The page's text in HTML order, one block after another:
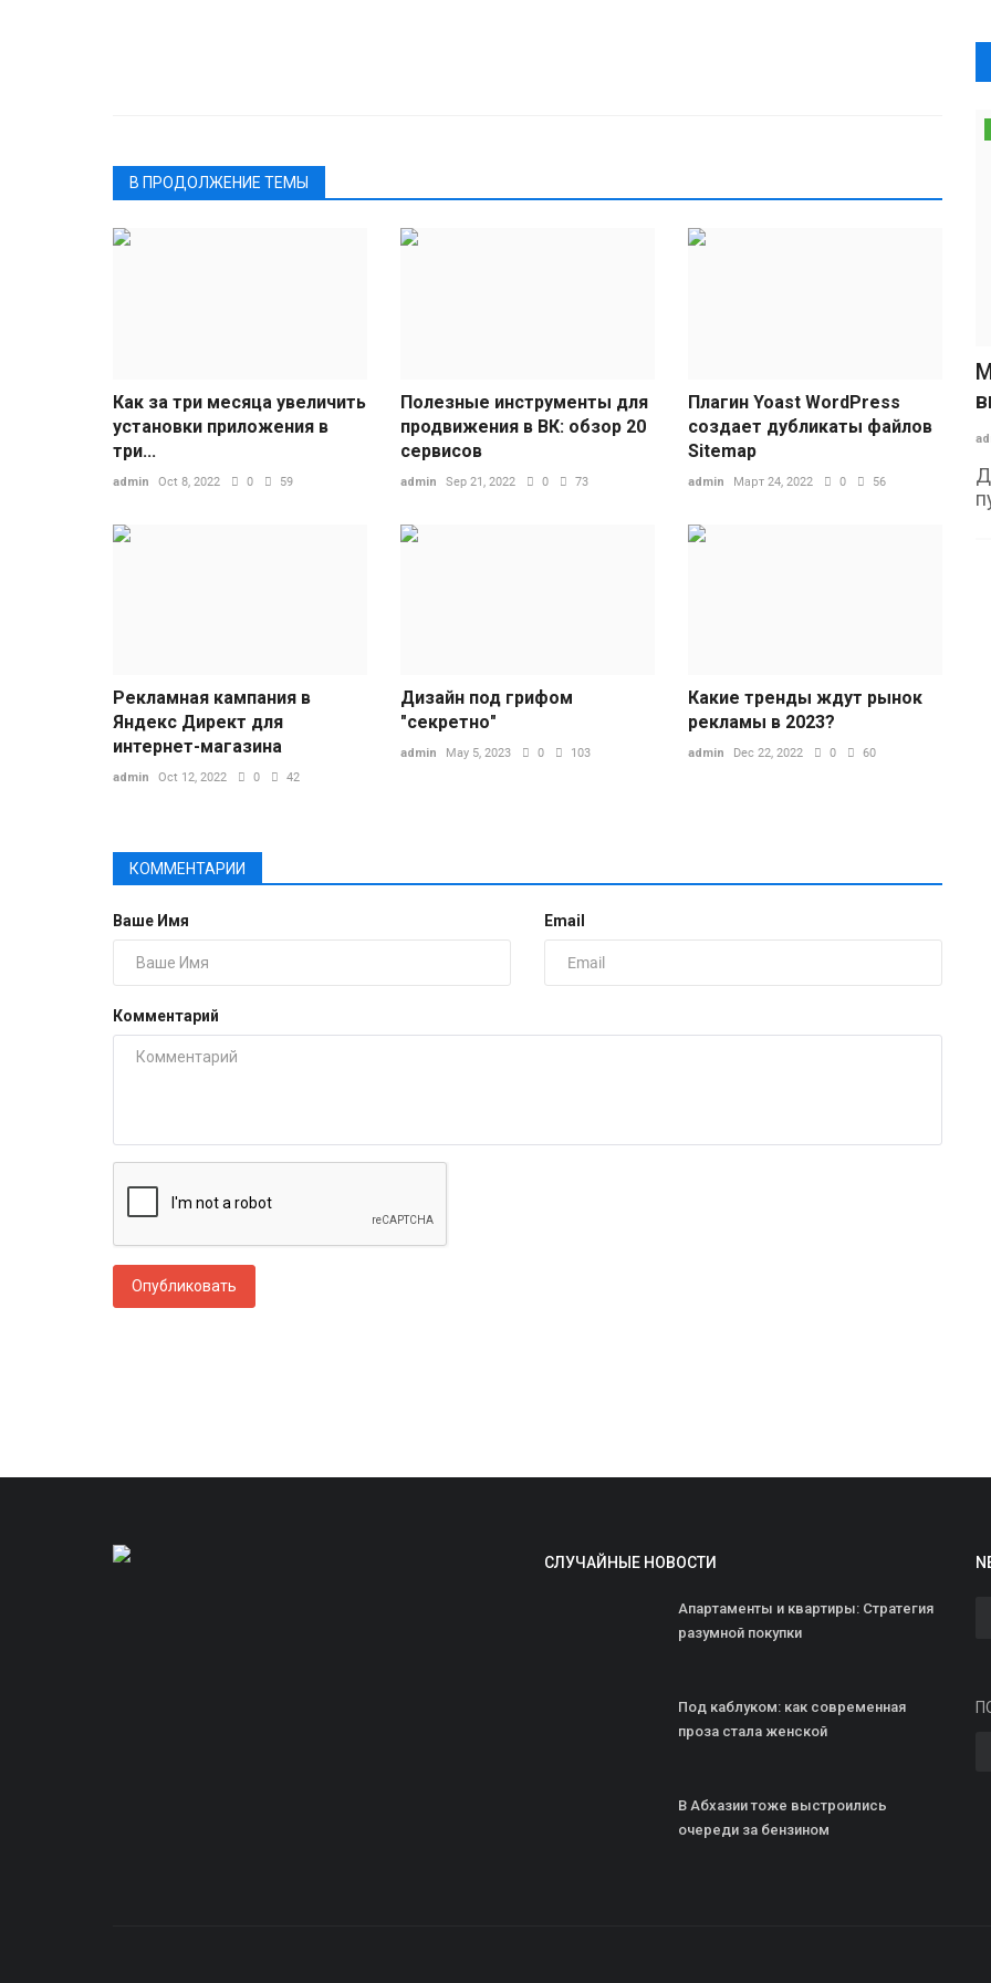
В ПРОДОЛЖЕНИЕ ТЕМЫ
Как за три месяца увеличить
установки приложения в
три...
admin Oct 8, 2022 0 59
Полезные инструменты для
продвижения в ВК: обзор 20
сервисов
admin Sep 21, 2022 0 73
Плагин Yoast WordPress
создает дубликаты файлов
Sitemap
admin Март 24, 2022 0 56
Рекламная кампания в
Яндекс Директ для
интернет-магазина
admin Oct 12, 2022 0 42
Дизайн под грифом
"секретно"
admin May 5, 2023 0 103
Какие тренды ждут рынок
рекламы в 2023?
admin Dec 22, 2022 0 60
КОММЕНТАРИИ
Ваше Имя Email
Комментарий
Опубликовать
СЛУЧАЙНЫЕ НОВОСТИ
Апартаменты и квартиры: Стратегия
разумной покупки
Под каблуком: как современная
проза стала женской
В Абхазии тоже выстроились
очереди за бензином